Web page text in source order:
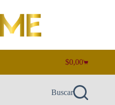
Carro
de
compra
$0,00
Buscar